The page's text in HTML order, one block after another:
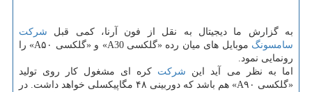
به گزارش ما دیجیتال به نقل از فون آرنا، كمی قبل شركت
سامسونگ
موبایل های میان رده «گلكسی A30» و «گلكسی A۵۰» را
رونمایی نمود.
اما به نظر می آید این شركت كره ای مشغول كار روی تولید
«گلكسی A۹۰» هم باشد كه دوربینی ۴۸ مگاپیكسلی خواهد داشت. در